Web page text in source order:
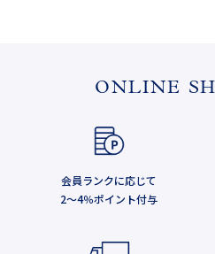
ONLINE
会員ランクに応じて
2～4％ポイント付与